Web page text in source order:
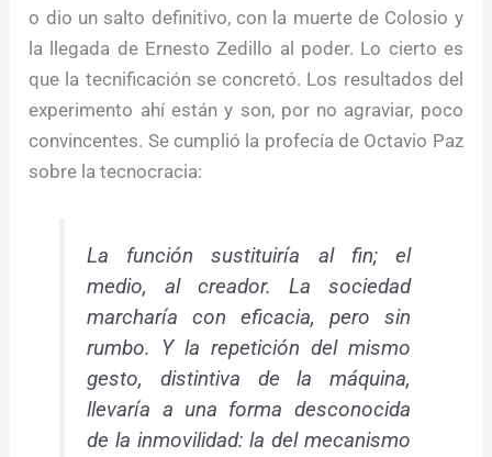
o dio un salto definitivo, con la muerte de Colosio y
la llegada de Ernesto Zedillo al poder. Lo cierto es
que la tecnificación se concretó. Los resultados del
experimento ahí están y son, por no agraviar, poco
convincentes. Se cumplió la profecía de Octavio Paz
sobre la tecnocracia:
La función sustituiría al fin; el
medio, al creador. La sociedad
marcharía con eficacia, pero sin
rumbo. Y la repetición del mismo
gesto, distintiva de la máquina,
llevaría a una forma desconocida
de la inmovilidad: la del mecanismo